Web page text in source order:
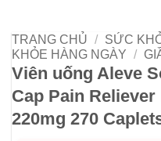
TRANG CHỦ / SỨC
KHỎE HÀNG NGÀY /
Viên uống Aleve
Cap Pain
220mg 270